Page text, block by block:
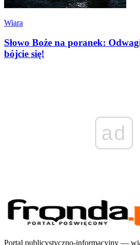
Wiara
Słowo Boże na poranek:
bójcie się!
ad
Portal publicystyczno-informacyjny —